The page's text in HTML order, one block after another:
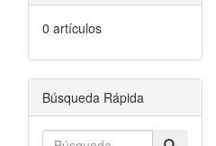
0 artículos
Búsqueda Rápida